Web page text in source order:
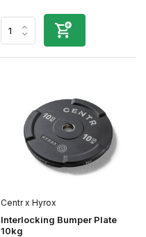
Centr x Hyrox
Interlocking Bumper Plate
10kg